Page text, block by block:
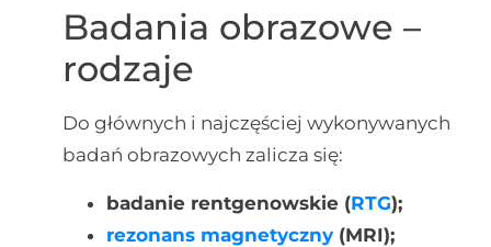
Badania obrazowe –
rodzaje
Do głównych i najczęściej wykonywanych
badań obrazowych zalicza się:
badanie rentgenowskie (RTG);
rezonans magnetyczny(MRI);